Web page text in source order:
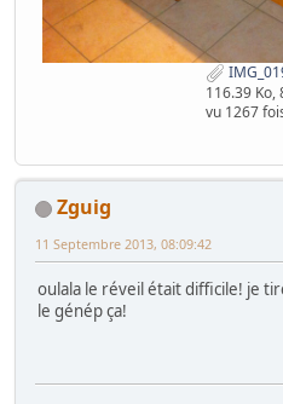
116.39 Ko,
vu 1267
Zguig
11 Septembre 2013, 08:09:42
oulala le réveil était difficile! je
le génép ça!